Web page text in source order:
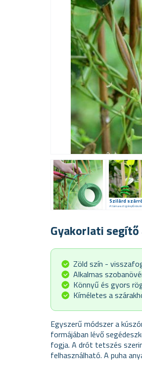
Gyakorlati
Zöld szín -
Alkalmas
Könnyű és gyors
Kíméletes a
Egyszerű módszer a
formájában lévő
fogja. A drót tetszés
felhasználható. A puha